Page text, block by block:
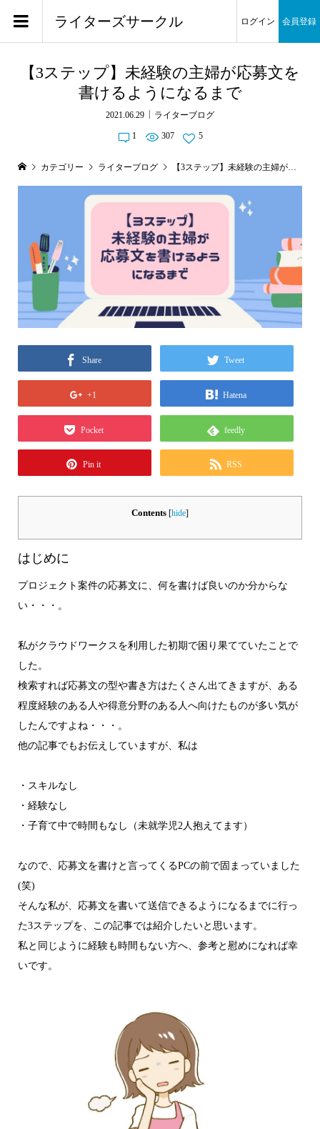
ライターズサークル ログイン 会員登録
【3ステップ】未経験の主婦が応募文を
書けるようになるまで
2021.06.29 ライターブログ
1 307 5
カテゴリー ライターブログ 【3ステップ】未経験の主婦が応募文を書けるようになるまで
Share Tweet
+1 Hatena
Pocket feedly
Pin it RSS
Contents [hide]
はじめに
プロジェクト案件の応募文に、何を書けば良いのか分からな
い・・・。
私がクラウドワークスを利用した初期で困り果てていたことで
した。
検索すれば応募文の型や書き方はたくさん出てきますが、ある
程度経験のある人や得意分野のある人へ向けたものが多い気が
したんですよね・・・。
他の記事でもお伝えしていますが、私は
・スキルなし
・経験なし
・子育て中で時間もなし（未就学児2人抱えてます）
なので、応募文を書けと言ってくるPCの前で固まっていました
(笑)
そんな私が、応募文を書いて送信できるようになるまでに行っ
た3ステップを、この記事では紹介したいと思います。
私と同じように経験も時間もない方へ、参考と慰めになれば幸
いです。